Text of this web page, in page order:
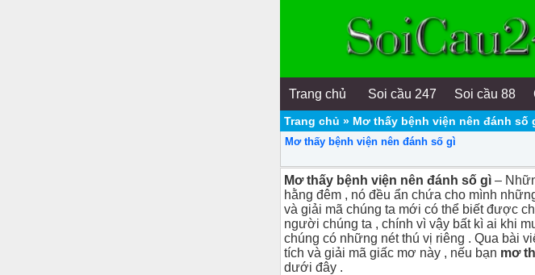
Trang chủ Soi cầu 247 Soi cầu 88
Trang chủ » Mơ thấy bệnh viện nên đánh số
Mơ thấy bệnh viện nên đánh số gì
Mơ thấy bệnh viện nên đánh số gì –
hằng đêm , nó đều ẩn chứa cho mình
và giải mã chúng ta mới có thể biết được
người chúng ta , chính vì vậy bất kì ai khi
chúng có những nét thú vị riêng . Qua bài
tích và giải mã giấc mơ này , nếu bạn mơ
dưới đây .